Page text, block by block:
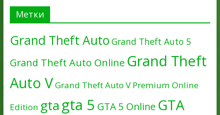
Метки
Grand Theft Auto Grand Theft Auto 5
Grand Theft Auto Online Grand Theft
Auto VGrand Theft Auto V Premium Online
Edition gtagta 5 GTA 5 Online GTA